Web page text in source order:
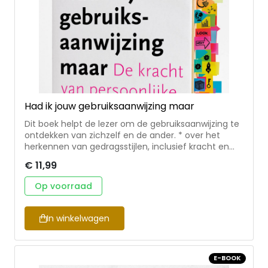
Had ik jouw gebruiksaanwijzing maar
Dit boek helpt de lezer om de gebruiksaanwijzing te
ontdekken van zichzelf en de ander. * over het
herkennen van gedragsstijlen, inclusief kracht en
intelligentie (EQ); leren herkennen en beheersen
van interne en externe emoties * inclusief verwijzing
naar bijbelse identificatiefiguren en een
drijfveren en emoties van Jezus * bevat veel
praktijkvoorbeelden, overzichtelijke tabellen en
verhelderend beeld- en oefenmateriaal * voor een
breed publiek, met name voor leidinggevenden (in
€ 11,99
Op voorraad
In winkelwagen
E-BOOK